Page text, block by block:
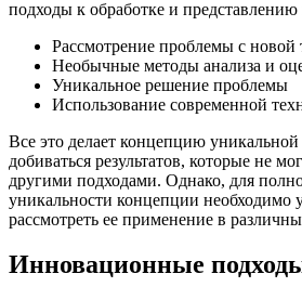
подходы к обработке и
Рассмотрение проблемы с новой
Необычные методы анализа и
Уникальное решение проблемы
Использование современной
Все это делает концепцию уникальной
добиваться результатов, которые не
другими подходами. Однако, для
уникальности концепции необходимо
рассмотреть ее применение в
Инновационные